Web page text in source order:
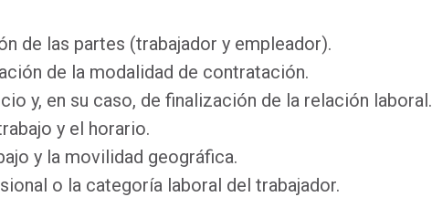
de las partes (trabajador y empleador).
de la modalidad de contratación.
y, en su caso, de finalización de la relación laboral.
y el horario.
y la movilidad geográfica.
o la categoría laboral del trabajador.